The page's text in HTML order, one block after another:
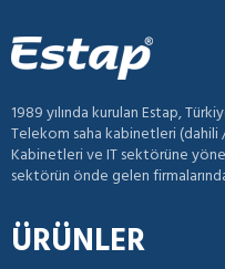
1989 yılında kurulan Estap,
Telekom saha kabinetleri
Kabinetleri ve IT sektörüne
sektörün önde gelen
ÜRÜNLER